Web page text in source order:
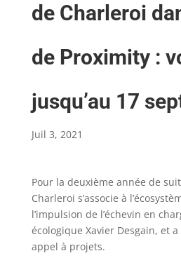
de Charleroi
de Proximity :
jusqu’au 17
Juil 3, 2021
Pour la deuxième année de
Charleroi s’associe à
l’impulsion de l’échevin en
écologique Xavier Desgain, et a
appel à projets.